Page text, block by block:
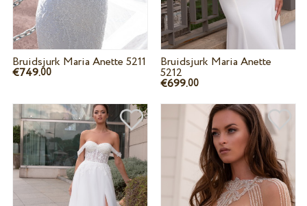
Bruidsjurk Maria Anette 5211
€749.00
Bruidsjurk Maria Anette
5212
€699.00